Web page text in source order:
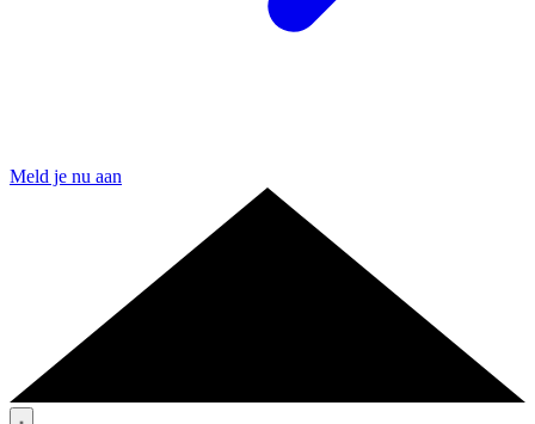
Meld je nu aan